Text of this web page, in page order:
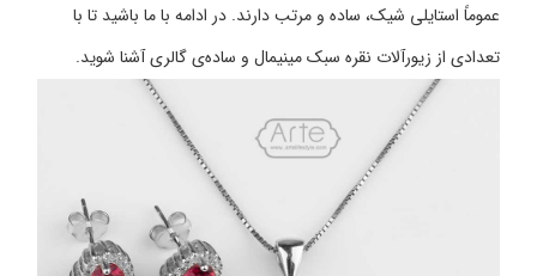
عموماً استایلی شیک، ساده و مرتب دارند. در ادامه با ما باشید تا با
تعدادی از زیورآلات نقره سبک مینیمال و ساده‌ی گالری آشنا شوید.